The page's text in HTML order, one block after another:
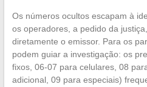
Os números ocultos escapam à
os operadores, a pedido da
diretamente o emissor. Para os
podem guiar a investigação: os
fixos, 06-07 para celulares, 08
adicional, 09 para especiais)